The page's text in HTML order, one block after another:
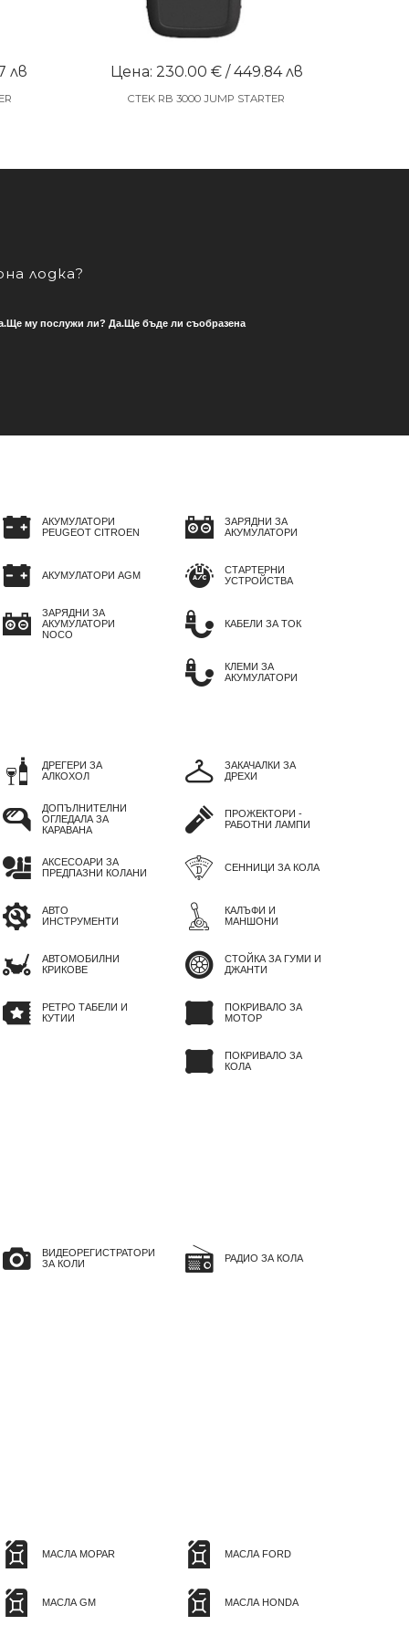
лв Цена: 230.00 € / 449.84 лв
CTEK RB 3000 JUMP STARTER
лодка?
му послужи ли? Да.Ще бъде ли съобразена
АКУМУЛАТОРИ
PEUGEOT CITROEN
АКУМУЛАТОРИ AGM
ЗАРЯДНИ ЗА
АКУМУЛАТОРИ
NOCO
ЗАРЯДНИ ЗА
АКУМУЛАТОРИ
СТАРТЕРНИ
УСТРОЙСТВА
КАБЕЛИ ЗА ТОК
КЛЕМИ ЗА
АКУМУЛАТОРИ
ДРЕГЕРИ ЗА
АЛКОХОЛ
ДОПЪЛНИТЕЛНИ
ОГЛЕДАЛА ЗА
КАРАВАНА
АКСЕСОАРИ ЗА
ПРЕДПАЗНИ КОЛАНИ
АВТО
ИНСТРУМЕНТИ
АВТОМОБИЛНИ
КРИКОВЕ
РЕТРО ТАБЕЛИ И
КУТИИ
ЗАКАЧАЛКИ ЗА
ДРЕХИ
ПРОЖЕКТОРИ -
РАБОТНИ ЛАМПИ
СЕННИЦИ ЗА КОЛА
КАЛЪФИ И
МАНШОНИ
СТОЙКА ЗА ГУМИ И
ДЖАНТИ
ПОКРИВАЛО ЗА
МОТОР
ПОКРИВАЛО ЗА
КОЛА
ВИДЕОРЕГИСТРАТОРИ
ЗА КОЛИ
РАДИО ЗА КОЛА
МАСЛА MOPAR
МАСЛА GM
МАСЛА FORD
МАСЛА HONDA